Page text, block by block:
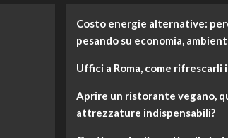
Costo energie alternative:
pesando su economia,
Uffici a Roma, come rifrescarli
Aprire un ristorante vegano,
attrezzature indispensabili?